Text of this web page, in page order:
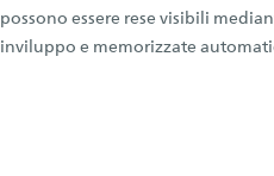
possono essere rese visibili
inviluppo e memorizzate